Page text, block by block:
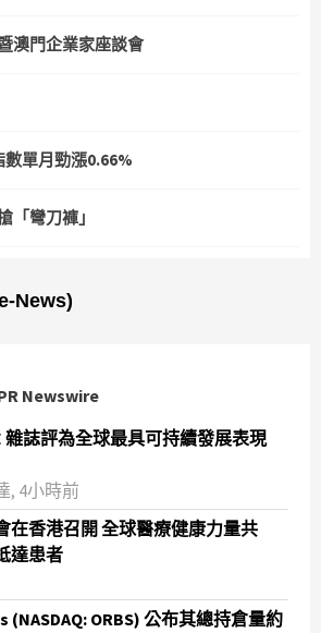
澳門企業家座談會
數單月勁漲0.66%
「彎刀褲」
News)
Newswire
雜誌評為全球最具可持續發展表現
, 4小時前
在香港召開 全球醫療健康力量共
達患者
ORBS) 公布其總持倉量約